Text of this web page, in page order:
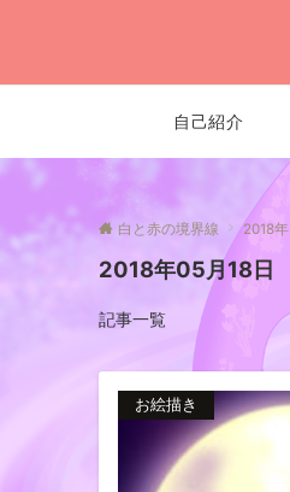
自己紹介
白と赤の境界線 2018年
2018年05月18日
記事一覧
お絵描き